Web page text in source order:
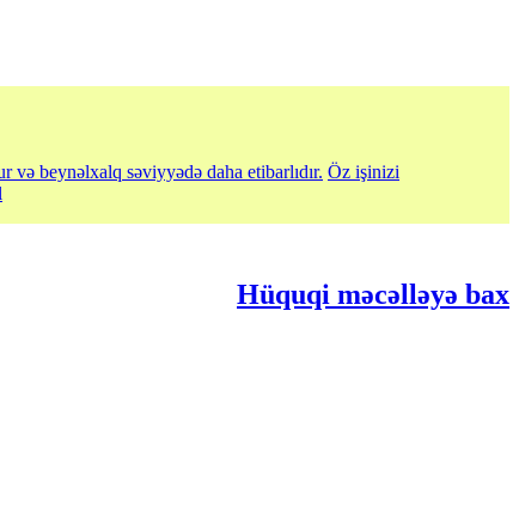
və beynəlxalq səviyyədə daha etibarlıdır. Öz işinizi
Hüquqi məcəlləyə bax